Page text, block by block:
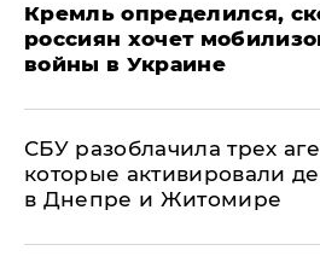
Кремль определился,
россиян хочет
войны в Украине
СБУ разоблачила трех
которые активировали
в Днепре и Житомире